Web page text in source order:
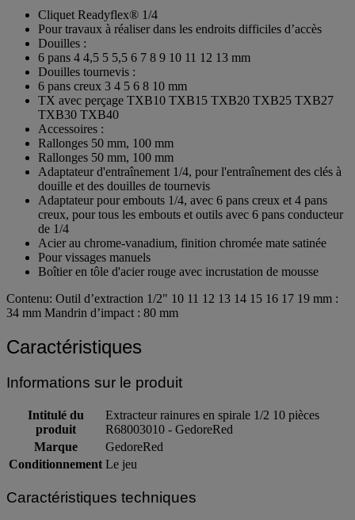
Cliquet Readyflex® 1/4
Pour travaux à réaliser dans les endroits difficiles d’accès
Douilles :
6 pans 4 4,5 5 5,5 6 7 8 9 10 11 12 13 mm
Douilles tournevis :
6 pans creux 3 4 5 6 8 10 mm
TX avec perçage TXB10 TXB15 TXB20 TXB25 TXB27
TXB30 TXB40
Accessoires :
Rallonges 50 mm, 100 mm
Rallonges 50 mm, 100 mm
Adaptateur d'entraînement 1/4, pour l'entraînement des clés à
douille et des douilles de tournevis
Adaptateur pour embouts 1/4, avec 6 pans creux et 4 pans
creux, pour tous les embouts et outils avec 6 pans conducteur
de 1/4
Acier au chrome-vanadium, finition chromée mate satinée
Pour vissages manuels
Boîtier en tôle d'acier rouge avec incrustation de mousse
Contenu: Outil d’extraction 1/2" 10 11 12 13 14 15 16 17 19 mm :
34 mm Mandrin d’impact : 80 mm
Caractéristiques
Informations sur le produit
Intitulé du
produit
Extracteur rainures en spirale 1/2 10 pièces
R68003010 - GedoreRed
Marque
GedoreRed
Conditionnement Le jeu
Caractéristiques techniques